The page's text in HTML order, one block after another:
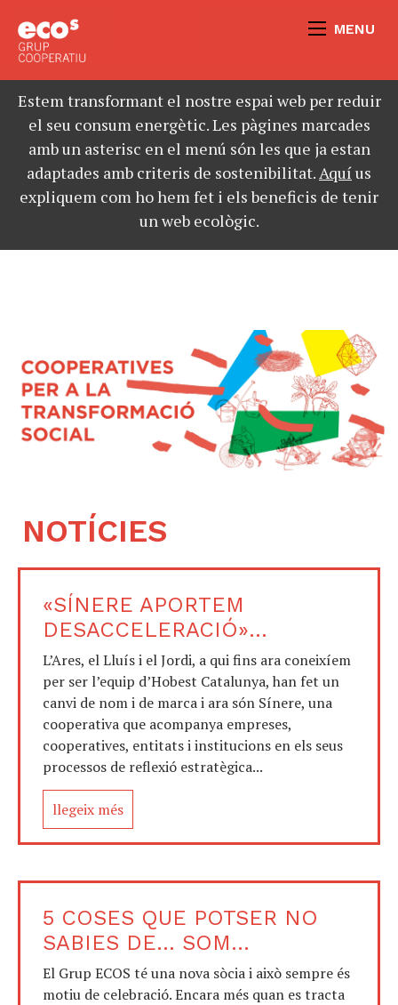
MENU
Estem transformant el nostre espai web per reduir
el seu consum energètic. Les pàgines marcades
amb un asterisc en el menú són les que ja estan
adaptades amb criteris de sostenibilitat.Aquíus
expliquem com ho hem fet i els beneficis de tenir
un web ecològic.
NOTÍCIES
«SÍNERE APORTEM
DESACCELERACIÓ»...
L’Ares, el Lluís i el Jordi, a qui fins ara coneixíem
per ser l’equip d’Hobest Catalunya, han fet un
canvi de nom i de marca i ara són Sínere, una
cooperativa que acompanya empreses,
cooperatives, entitats i institucions en els seus
processos de reflexió estratègica...
llegeix més
5 COSES QUE POTSER NO
SABIES DE… SOM...
El Grup ECOS té una nova sòcia i això sempre és
motiu de celebració. Encara més quan es tracta